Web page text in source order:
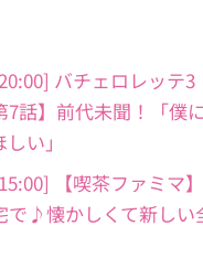
バチェロレッテ3
7話】前代未聞！「僕
い」
【喫茶ファミマ
で♪懐かしくて新しい